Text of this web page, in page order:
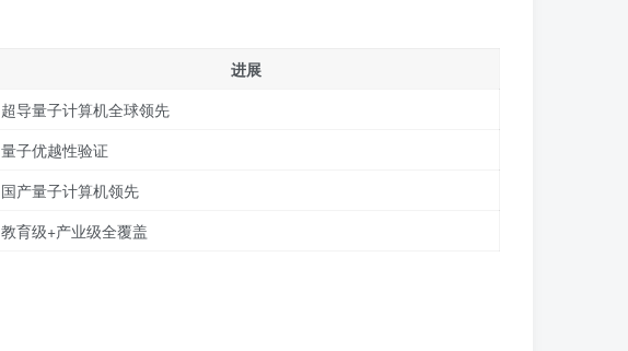
进展
超导量子计算机全球领先
量子优越性验证
国产量子计算机领先
教育级+产业级全覆盖